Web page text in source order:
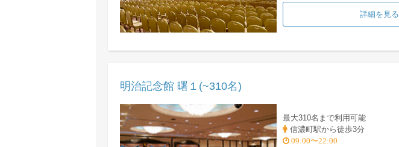
詳細を見る
明治記念館 曙１(~310名)
最大310名まで利用可能
信濃町駅から徒歩3分
09:00〜22:00